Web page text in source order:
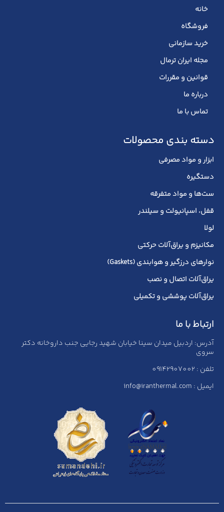
خانه
فروشگاه
خرید سازمانی
مجله ایران ترمال
قوانین و مقررات
درباره ما
تماس با ما
دسته بندی محصولات
ابزار و مواد مصرفی
دستگیره
ست‌ها و مواد متفرقه
قفل، اسپانیولت و سیلندر
لولا
مکانیزم و یراق‌آلات حرکتی
نوارهای درزگیر و هوابندی (Gaskets)
یراق‌آلات اتصال و نصب
یراق‌آلات پوششی و تکمیلی
ارتباط با ما
آدرس: اردبیل میدان سینا خیابان شهید رجایی جنب داروخانه دکتر
سروی
تلفن : 09142907002
ایمیل : info@iranthermal.com